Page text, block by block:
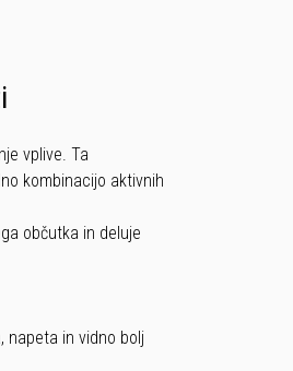
vplive. Ta
kombinacijo aktivnih
občutka in deluje
napeta in vidno bolj